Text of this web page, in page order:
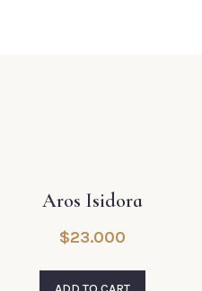
Aros Isidora
$23.000